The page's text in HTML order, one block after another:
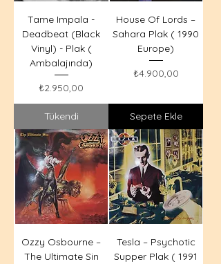
Tame Impala -
Deadbeat (Black
Vinyl) - Plak (
Ambalajında)
Fiyat
₺2.950,00
Tükendi
House Of Lords –
Sahara Plak ( 1990
Europe)
Fiyat
₺4.900,00
Sepete Ekle
Ozzy Osbourne –
The Ultimate Sin
Tesla – Psychotic
Supper Plak ( 1991